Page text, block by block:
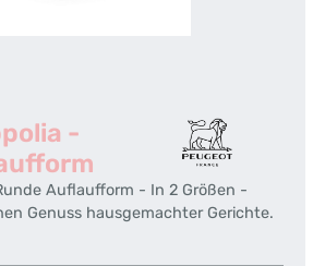
-
Auflaufform - In 2 Größen -
Genuss hausgemachter Gerichte.